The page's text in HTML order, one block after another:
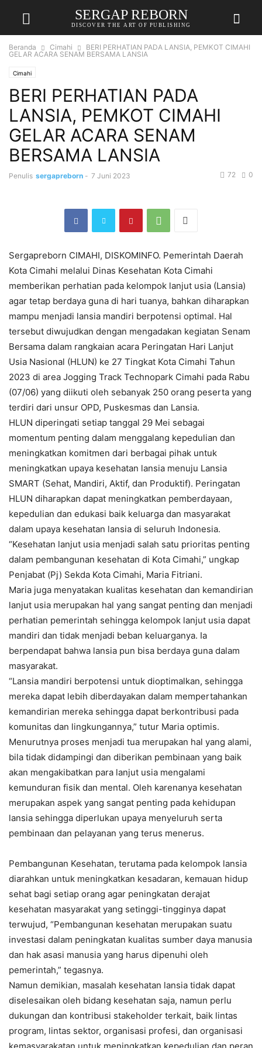
SERGAP REBORN
DISCOVER THE ART OF PUBLISHING
Beranda Cimahi
BERI PERHATIAN PADA LANSIA, PEMKOT CIMAHI
GELAR ACARA SENAM BERSAMA LANSIA
Cimahi
BERI PERHATIAN PADA
LANSIA, PEMKOT CIMAHI
GELAR ACARA SENAM
BERSAMA LANSIA
Penulis sergapreborn - 7 Juni 2023 0
72
Sergapreborn CIMAHI, DISKOMINFO. Pemerintah Daerah
Kota Cimahi melalui Dinas Kesehatan Kota Cimahi
memberikan perhatian pada kelompok lanjut usia (Lansia)
agar tetap berdaya guna di hari tuanya, bahkan diharapkan
mampu menjadi lansia mandiri berpotensi optimal. Hal
tersebut diwujudkan dengan mengadakan kegiatan Senam
Bersama dalam rangkaian acara Peringatan Hari Lanjut
Usia Nasional (HLUN) ke 27 Tingkat Kota Cimahi Tahun
2023 di area Jogging Track Technopark Cimahi pada Rabu
(07/06) yang diikuti oleh sebanyak 250 orang peserta yang
terdiri dari unsur OPD, Puskesmas dan Lansia.
HLUN diperingati setiap tanggal 29 Mei sebagai
momentum penting dalam menggalang kepedulian dan
meningkatkan komitmen dari berbagai pihak untuk
meningkatkan upaya kesehatan lansia menuju Lansia
SMART (Sehat, Mandiri, Aktif, dan Produktif). Peringatan
HLUN diharapkan dapat meningkatkan pemberdayaan,
kepedulian dan edukasi baik keluarga dan masyarakat
dalam upaya kesehatan lansia di seluruh Indonesia.
“Kesehatan lanjut usia menjadi salah satu prioritas penting
dalam pembangunan kesehatan di Kota Cimahi,” ungkap
Penjabat (Pj) Sekda Kota Cimahi, Maria Fitriani.
Maria juga menyatakan kualitas kesehatan dan kemandirian
lanjut usia merupakan hal yang sangat penting dan menjadi
perhatian pemerintah sehingga kelompok lanjut usia dapat
mandiri dan tidak menjadi beban keluarganya. Ia
berpendapat bahwa lansia pun bisa berdaya guna dalam
masyarakat.
“Lansia mandiri berpotensi untuk dioptimalkan, sehingga
mereka dapat lebih diberdayakan dalam mempertahankan
kemandirian mereka sehingga dapat berkontribusi pada
komunitas dan lingkungannya,” tutur Maria optimis.
Menurutnya proses menjadi tua merupakan hal yang alami,
bila tidak didampingi dan diberikan pembinaan yang baik
akan mengakibatkan para lanjut usia mengalami
kemunduran fisik dan mental. Oleh karenanya kesehatan
merupakan aspek yang sangat penting pada kehidupan
lansia sehingga diperlukan upaya menyeluruh serta
pembinaan dan pelayanan yang terus menerus.
Pembangunan Kesehatan, terutama pada kelompok lansia
diarahkan untuk meningkatkan kesadaran, kemauan hidup
sehat bagi setiap orang agar peningkatan derajat
kesehatan masyarakat yang setinggi-tingginya dapat
terwujud, “Pembangunan kesehatan merupakan suatu
investasi dalam peningkatan kualitas sumber daya manusia
dan hak asasi manusia yang harus dipenuhi oleh
pemerintah,” tegasnya.
Namun demikian, masalah kesehatan lansia tidak dapat
diselesaikan oleh bidang kesehatan saja, namun perlu
dukungan dan kontribusi stakeholder terkait, baik lintas
program, lintas sektor, organisasi profesi, dan organisasi